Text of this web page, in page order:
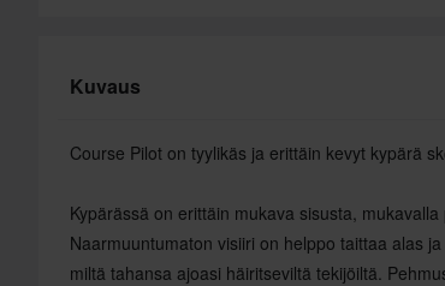
Kuvaus
Course Pilot on tyylikäs ja erittäin kevyt kypärä
Kypärässä on erittäin mukava sisusta,
Naarmuuntumaton visiiri on helppo taittaa alas
miltä tahansa ajoasi häiritseviltä tekijöiltä.